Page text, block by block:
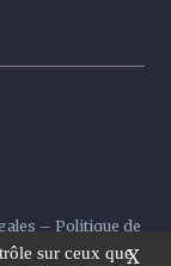
– Politique de
X
sur ceux que